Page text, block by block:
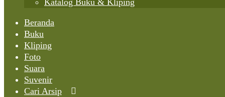
Katalog Buku & Kliping
Beranda
Buku
Kliping
Foto
Suara
Suvenir
Cari Arsip